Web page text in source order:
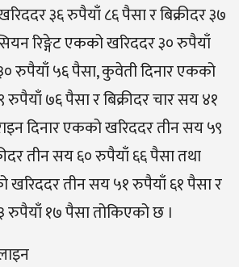
३६ रुपैयाँ ८६ पैसा र बिक्रीदर ३७
रिङ्गेट एकको खरिददर ३० रुपैयाँ
रुपैयाँ ५६ पैसा, कुवेती दिनार एकको
७६ पैसा र बिक्रीदर चार सय ४१
दिनार एकको खरिददर तीन सय ५९
तीन सय ६० रुपैयाँ ६६ पैसा तथा
तीन सय ५१ रुपैयाँ ६१ पैसा र
रुपैयाँ १७ पैसा तोकिएको छ ।